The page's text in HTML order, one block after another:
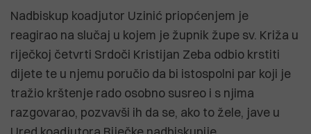
Nadbiskup koadjutor Uzinić priopćenjem je
reagirao na slučaj u kojem je župnik župe sv. Križa u
riječkoj četvrti Srdoči Kristijan Zeba odbio krstiti
dijete te u njemu poručio da bi istospolni par koji je
tražio krštenje rado osobno susreo i s njima
razgovarao, pozvavši ih da se, ako to žele, jave u